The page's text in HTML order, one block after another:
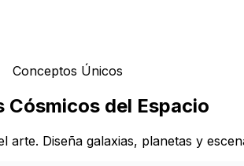
Conceptos Únicos
Cósmicos del Espacio
arte. Diseña galaxias, planetas y